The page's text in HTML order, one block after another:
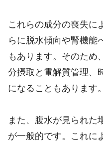
これらの成分の喪失に
らに脱水傾向や腎機能
もあります。そのため
分摂取と電解質管理、
になることもあります。
また、腹水が見られた
が一般的です。これに